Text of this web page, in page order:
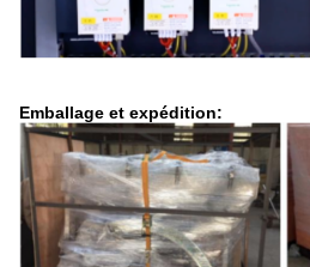
Emballage et expédition: